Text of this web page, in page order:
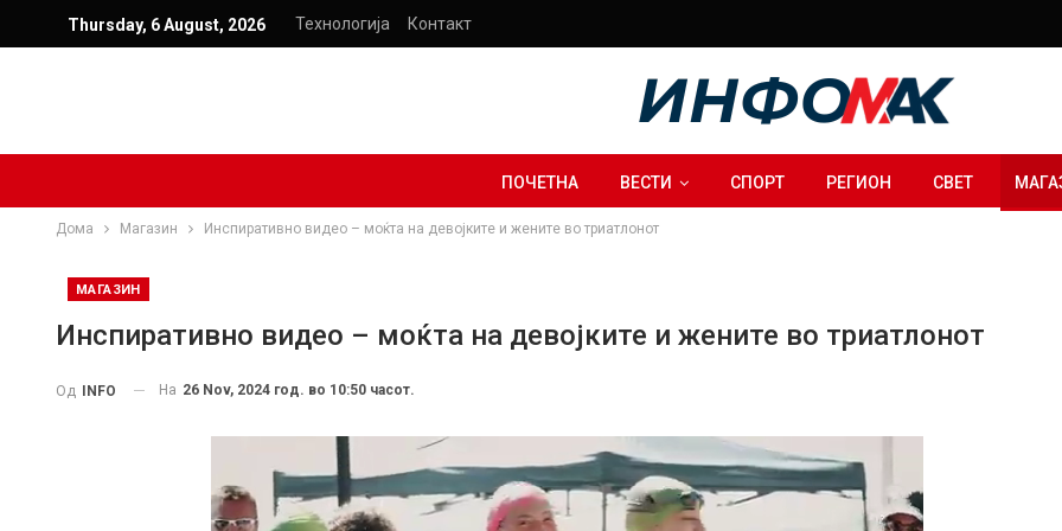
Thursday, 6 August, 2026 Технологија Контакт
ПОЧЕТНА ВЕСТИ СПОРТ РЕГИОН СВЕТ
Дома Магазин Инспиративно видео – моќта на девојките и жените во триатлонот
МАГАЗИН
Инспиративно видео – моќта на девојките и жените во триатлонот
Од INFO На 26 Nov, 2024 год. во 10:50 часот.